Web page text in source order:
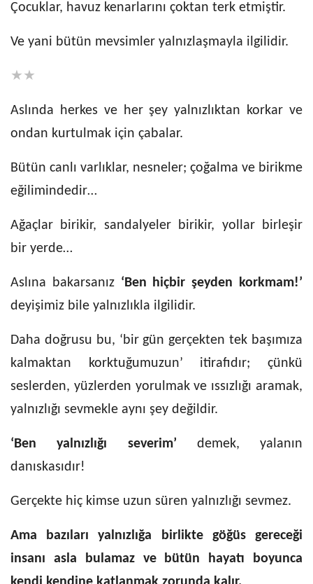
Çocuklar, havuz kenarlarını çoktan terk etmiştir.
Ve yani bütün mevsimler yalnızlaşmayla ilgilidir.
★★
Aslında herkes ve her şey yalnızlıktan korkar ve
ondan kurtulmak için çabalar.
Bütün canlı varlıklar, nesneler; çoğalma ve birikme
eğilimindedir…
Ağaçlar birikir, sandalyeler birikir, yollar birleşir
bir yerde…
Aslına bakarsanız‘Ben hiçbir şeyden korkmam!’
deyişimiz bile yalnızlıkla ilgilidir.
Daha doğrusu bu, ‘bir gün gerçekten tek başımıza
kalmaktan korktuğumuzun’ itirafıdır; çünkü
seslerden, yüzlerden yorulmak ve ıssızlığı aramak,
yalnızlığı sevmekle aynı şey değildir.
‘Ben yalnızlığı severim’ demek, yalanın
danıskasıdır!
Gerçekte hiç kimse uzun süren yalnızlığı sevmez.
Ama bazıları yalnızlığa birlikte göğüs gereceği
insanı asla bulamaz ve bütün hayatı boyunca